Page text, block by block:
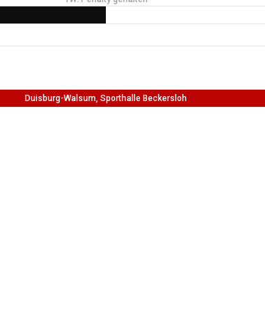
Duisburg-Walsum, Sporthalle Beckersloh